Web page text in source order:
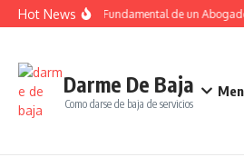
Saltar al contenido
Hot NewsEl Papel Fundamental de un
Darme De Baja
Como darse de baja de servicios